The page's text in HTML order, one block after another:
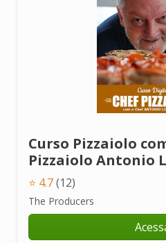
Curso Pizzaiolo
Pizzaiolo Antonio
⭐ 4.7(12)
The Producers